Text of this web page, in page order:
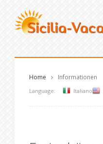
Home Informationen
Language: Italiano